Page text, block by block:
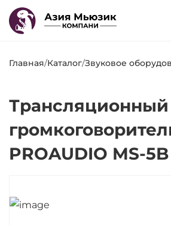
Главная/Каталог/Звуковое
Трансляционный
PROAUDIO MS-5B